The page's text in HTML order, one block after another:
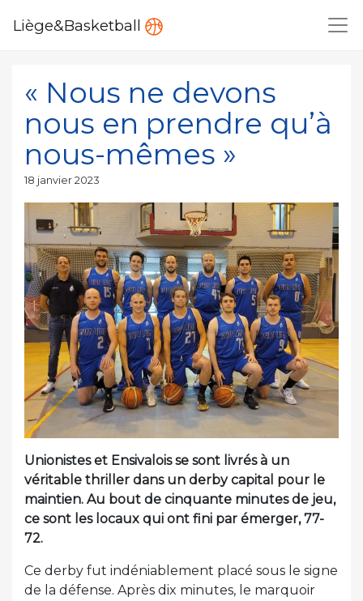
Liège&Basketball
« Nous ne devons
nous en prendre qu’à
nous-mêmes »
Publié
18 janvier 2023
Unionistes et Ensivalois se sont livrés à un
véritable thriller dans un derby capital pour le
maintien. Au bout de cinquante minutes de jeu,
ce sont les locaux qui ont fini par émerger, 77-
72.
Ce derby fut indéniablement placé sous le signe
de la défense. Après dix minutes, le marquoir